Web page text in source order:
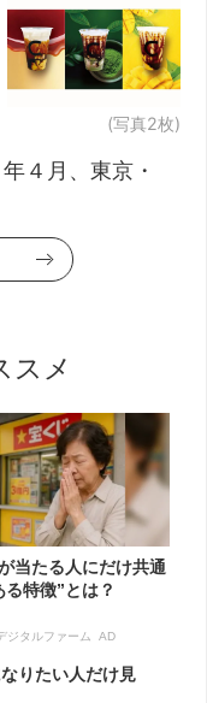
(写真2枚)
４月、東京・
スメ
当たる人にだけ共通
る特徴”とは？
ジタルファーム AD
りたい人だけ見